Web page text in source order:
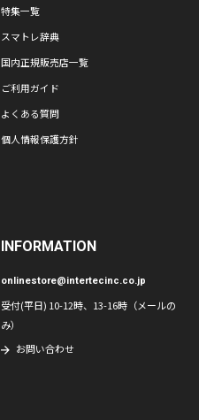
特集一覧
スマトレ辞典
国内正規販売店一覧
ご利用ガイド
よくある質問
個人情報保護方針
INFORMATION
onlinestore@intertecinc.co.jp
受付(平日) 10-12時、13-16時（メールの
み）
お問い合わせ